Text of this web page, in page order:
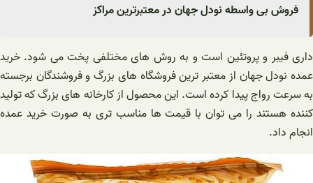
فروش بی واسطه نودل جهان در معتبرترین مراکز
داری فیبر و پروتئین است و به روش های مختلفی پخت می شود. خرید
عمده نودل جهان از معتبر ترین فروشگاه های بزرگ و فروشندگان برجسته
به سرعت رواج پیدا کرده است. این محصول از کارخانه های بزرگ که تولید
کننده هستند را می توان با قیمت ها مناسب تری به صورت خرید عمده
انجام داد.